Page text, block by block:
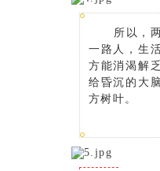
所以，
一路人，生
方能消渴解
给昏沉的大
方树叶。